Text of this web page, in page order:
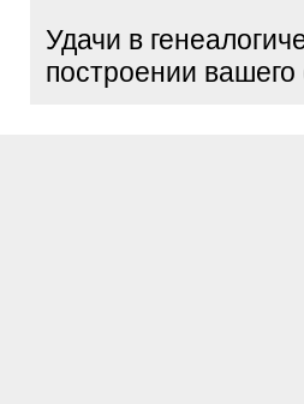
Удачи в
построении